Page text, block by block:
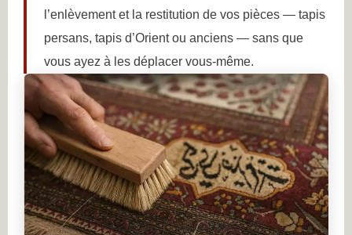
l’enlèvement et la restitution de vos pièces — tapis
persans, tapis d’Orient ou anciens — sans que
vous ayez à les déplacer vous-même.